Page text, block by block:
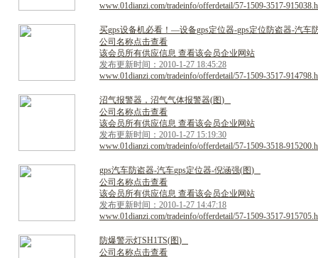
www.01dianzi.com/tradeinfo/offerdetail/57-1509-3517-
买gps设备机必看 ！ —设备gps定位器-gps定位防盗器-汽车
公司名称点击查看
该会员所有供应信息 查看该会员企业网站
发布更新时间：2010-1-27 18:45:28
www.01dianzi.com/tradeinfo/offerdetail/57-1509-3517-
沼气报警器 ， 沼气气体报警器(图)
公司名称点击查看
该会员所有供应信息 查看该会员企业网站
发布更新时间：2010-1-27 15:19:30
www.01dianzi.com/tradeinfo/offerdetail/57-1509-3518-
gps汽车防盗器-汽车gps定位器-倪涵强(图)
公司名称点击查看
该会员所有供应信息 查看该会员企业网站
发布更新时间：2010-1-27 14:47:18
www.01dianzi.com/tradeinfo/offerdetail/57-1509-3517-
防爆警示灯SH1TS(图)
公司名称点击查看